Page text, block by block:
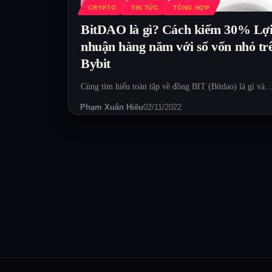
CRYPTO TIN TỨC TỔNG HỢP
BitDAO là gì? Cách kiếm 30% Lợi
nhuận hàng năm với số vốn nhỏ
Bybit
Cùng tìm hiểu toàn tập về đồng BIT (Bitdao) là gì và…
Phạm Xuân Hiếu02/11/2022